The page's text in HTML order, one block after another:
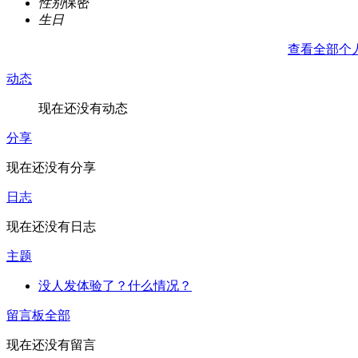
生日
查看全部个
动态
现在还没有动态
分享
现在还没有分享
日志
现在还没有日志
主题
没人发体验了？什么情况？
留言板全部
现在还没有留言